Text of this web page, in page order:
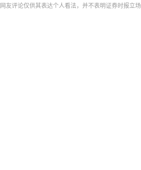
网友评论仅供其表达个人看法，并不表明证券时报立场